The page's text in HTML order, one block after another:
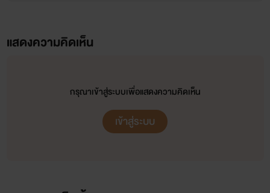
* โปรดใช้วิจารณญาณในการอ่าน
* หากผิดพลาดตรงไหนก็ขออภัยมา ณ ที่นี้ด้วยงับ
👉กดไลค์เป็นกำลังใจให้ไรท์ด้วยนะงับ 👈🤟
แสดงความคิดเห็น
กรุณาเข้าสู่ระบบเพื่อแสดงความคิดเห็น
เข้าสู่ระบบ